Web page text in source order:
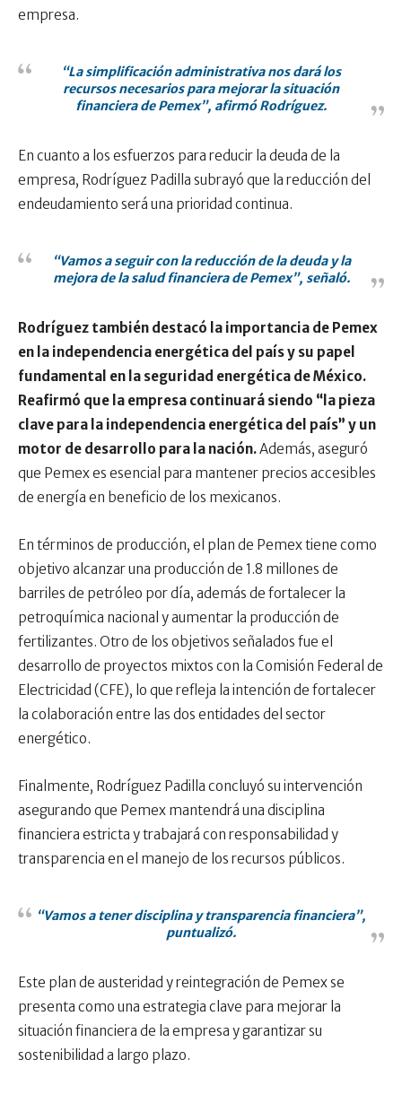
empresa.
“La simplificación administrativa nos dará los
recursos necesarios para mejorar la situación
financiera de Pemex”, afirmó Rodríguez.
En cuanto a los esfuerzos para reducir la deuda de la
empresa, Rodríguez Padilla subrayó que la reducción del
endeudamiento será una prioridad continua.
“Vamos a seguir con la reducción de la deuda y la
mejora de la salud financiera de Pemex”, señaló.
Rodríguez también destacó la importancia de Pemex
en la independencia energética del país y su papel
fundamental en la seguridad energética de México.
Reafirmó que la empresa continuará siendo “la pieza
clave para la independencia energética del país” y un
motor de desarrollo para la nación.Además, aseguró
que Pemex es esencial para mantener precios accesibles
de energía en beneficio de los mexicanos.
En términos de producción, el plan de Pemex tiene como
objetivo alcanzar una producción de 1.8 millones de
barriles de petróleo por día, además de fortalecer la
petroquímica nacional y aumentar la producción de
fertilizantes. Otro de los objetivos señalados fue el
desarrollo de proyectos mixtos con la Comisión Federal de
Electricidad (CFE), lo que refleja la intención de fortalecer
la colaboración entre las dos entidades del sector
energético.
Finalmente, Rodríguez Padilla concluyó su intervención
asegurando que Pemex mantendrá una disciplina
financiera estricta y trabajará con responsabilidad y
transparencia en el manejo de los recursos públicos.
“Vamos a tener disciplina y transparencia financiera”,
puntualizó.
Este plan de austeridad y reintegración de Pemex se
presenta como una estrategia clave para mejorar la
situación financiera de la empresa y garantizar su
sostenibilidad a largo plazo.